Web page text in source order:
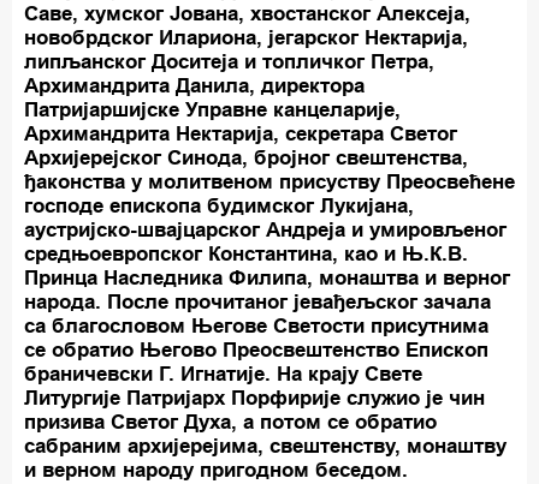
Саве, хумског Јована, хвостанског Алексеја,
новобрдског Илариона, јегарског Нектарија,
липљанског Доситеја и топличког Петра,
Архимандрита Данила, директора
Патријаршијске Управне канцеларије,
Архимандрита Нектарија, секретара Светог
Архијерејског Синода, бројног свештенства,
ђаконства у молитвеном присуству Преосвећене
господе епископа будимског Лукијана,
аустријско-швајцарског Андреја и умировљеног
средњоевропског Константина, као и Њ.К.В.
Принца Наследника Филипа, монаштва и верног
народа. После прочитаног јевађељског зачала
са благословом Његове Светости присутнима
се обратио Његово Преосвештенство Епископ
браничевски Г. Игнатије. На крају Свете
Литургије Патријарх Порфирије служио је чин
призива Светог Духа, а потом се обратио
сабраним архијерејима, свештенству, монаштву
и верном народу пригодном беседом.